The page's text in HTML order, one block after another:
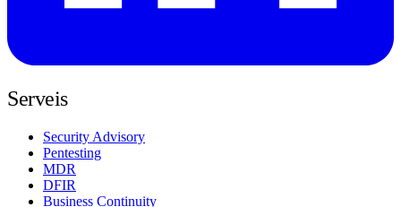
Serveis
Security Advisory
Pentesting
MDR
DFIR
Business Continuity